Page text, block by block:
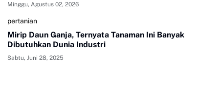
Minggu, Agustus 02, 2026
pertanian
Mirip Daun Ganja, Ternyata Tanaman Ini Banyak
Dibutuhkan Dunia Industri
Sabtu, Juni 28, 2025